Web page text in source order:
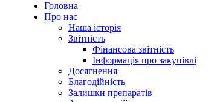
Головна
Про нас
Наша історія
Звітність
Фінансова звітність
Інформація про закупівлі
Досягнення
Благодійність
Залишки препаратів